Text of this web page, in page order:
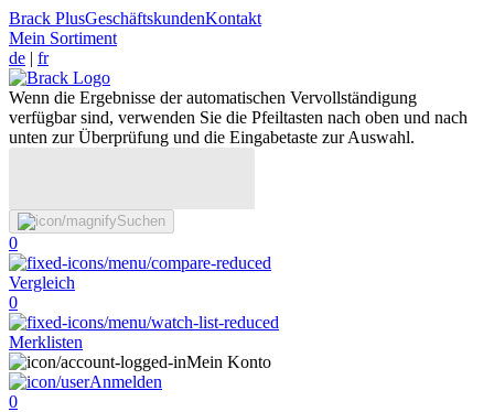
Brack PlusGeschäftskundenKontakt
Mein Sortiment
de | fr
Wenn die Ergebnisse der automatischen Vervollständigung
verfügbar sind, verwenden Sie die Pfeiltasten nach oben und nach
unten zur Überprüfung und die Eingabetaste zur Auswahl.
Suchen
0
Vergleich
0
Merklisten
Mein Konto
Anmelden
0